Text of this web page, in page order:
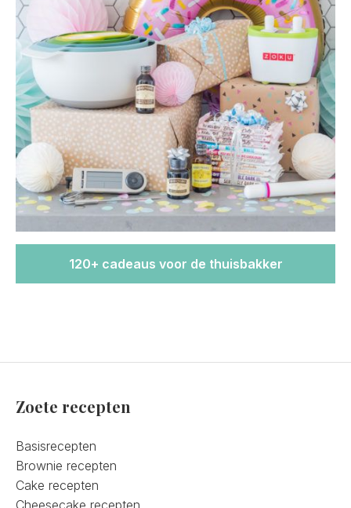
120+ cadeaus voor de thuisbakker
Zoete recepten
Basisrecepten
Brownie recepten
Cake recepten
Cheesecake recepten